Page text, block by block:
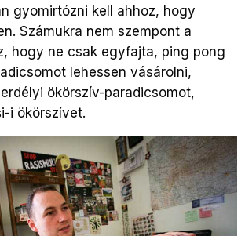
gyomirtózni kell ahhoz, hogy
Számukra nem szempont a
hogy ne csak egyfajta, ping pong
lehessen vásárolni,
ökörszív-paradicsomot,
i ökörszívet.